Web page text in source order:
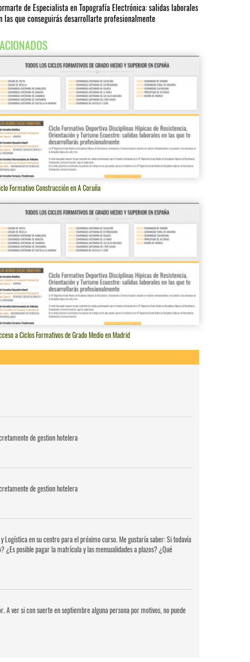
de Especialista en Topografía Electrónica: salidas laborales
las que conseguirás desarrollarte profesionalmente
Formativo Construcción en A Coruña
a Ciclos Formativos de Grado Medio en Madrid
de gestion hotelera
de gestion hotelera
en su centro para el próximo curso. Me gustaría saber: Si todavía
posible pagar la matrícula y las mensualidades a plazos? ¿Qué
ver si con suerte en septiembre alguna persona por motivos, no puede